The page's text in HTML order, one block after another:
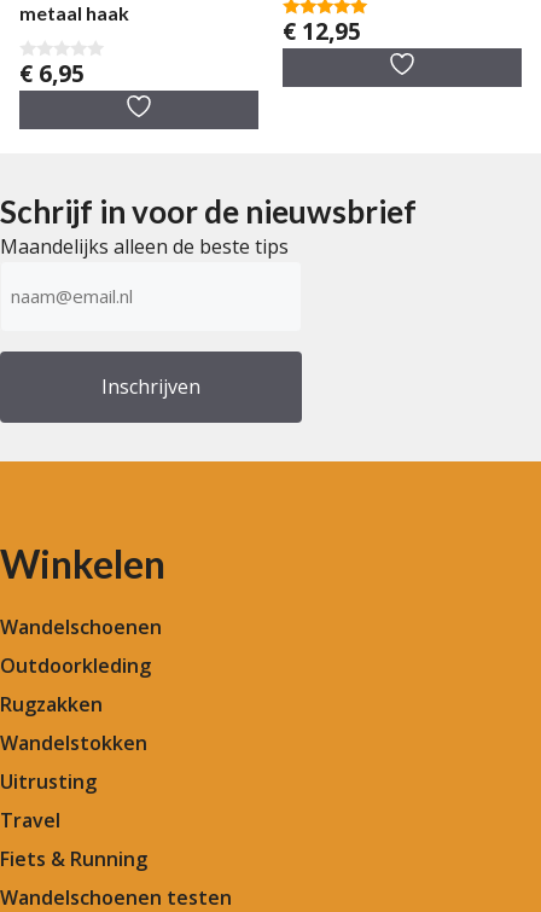
metaal haak
0
v
5
€ 6,95
5.00
van 5
€ 12,95
Schrijf in voor de nieuwsbrief
Maandelijks alleen de beste tips
mailadres
Winkelen
Wandelschoenen
Outdoorkleding
Rugzakken
Wandelstokken
Uitrusting
Travel
Fiets & Running
Wandelschoenen testen